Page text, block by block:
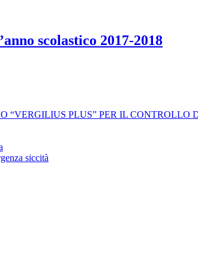
scolastico 2017-2018
“VERGILIUS PLUS” PER IL
siccità